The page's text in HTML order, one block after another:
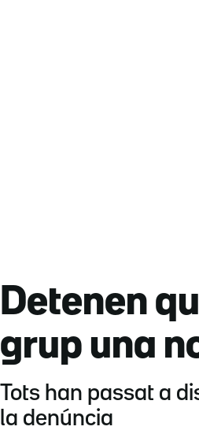
Detenen
grup una
Tots han passat a
la denúncia